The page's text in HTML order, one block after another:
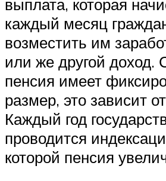
выплата, которая
каждый месяц
возместить им
или же другой доход.
пенсия имеет
размер, это зависит
Каждый год
проводится
которой пенсия